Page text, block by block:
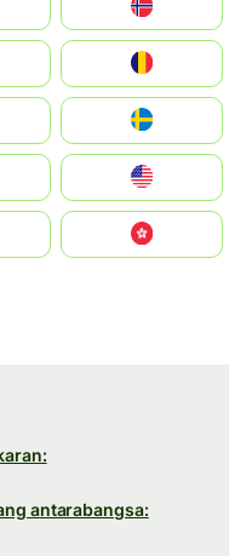
antarabangsa: